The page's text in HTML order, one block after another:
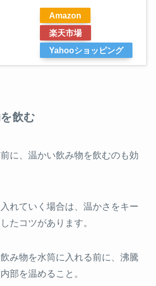
Amazon
楽天市場
Yahooショッピング
飲む
に、温かい飲み物を飲むのも効
れていく場合は、温かさをキー
たコツがあります。
み物を水筒に入れる前に、沸騰
部を温めること。